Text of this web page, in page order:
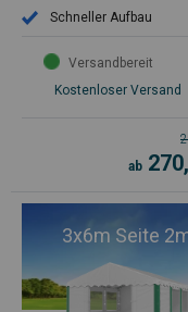
Schneller Aufbau
Versandbereit
Kostenloser Versand
ab
3x6m Seite